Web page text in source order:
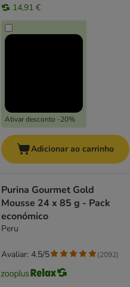
14,91 €
Ativar desconto -20%
Adicionar ao carrinho
Purina Gourmet Gold
Mousse 24 x 85 g - Pack
económico
Peru
Avaliar: 4.5/5 (2092)